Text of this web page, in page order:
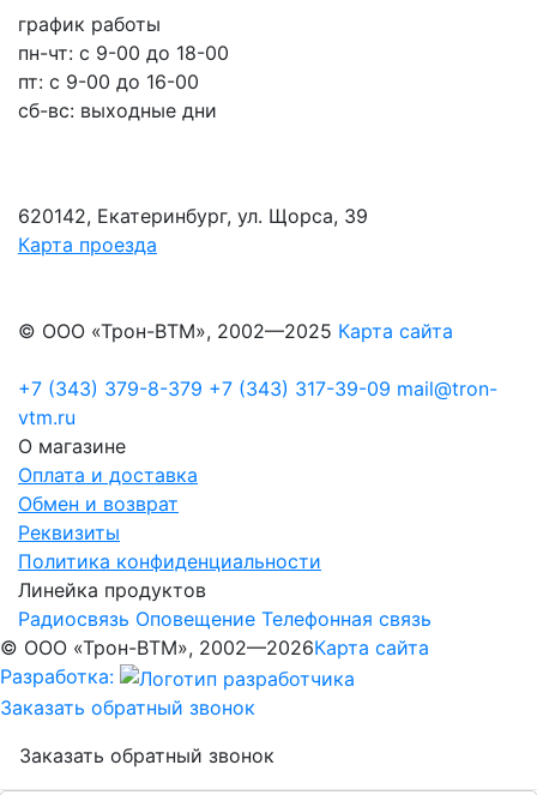
график работы
пн-чт: c 9-00 до 18-00
пт: с 9-00 до 16-00
сб-вс: выходные дни
620142, Екатеринбург, ул. Щорса, 39
Карта проезда
© ООО «Трон-ВТМ», 2002—2025 Карта сайта
+7 (343) 379-8-379 +7 (343) 317-39-09 mail@tron-
vtm.ru
О магазине
Оплата и доставка
Обмен и возврат
Реквизиты
Политика конфиденциальности
Линейка продуктов
Радиосвязь Оповещение Телефонная связь
© ООО «Трон-ВТМ», 2002—2026Карта сайта
Разработка:
Заказать обратный звонок
Заказать обратный звонок